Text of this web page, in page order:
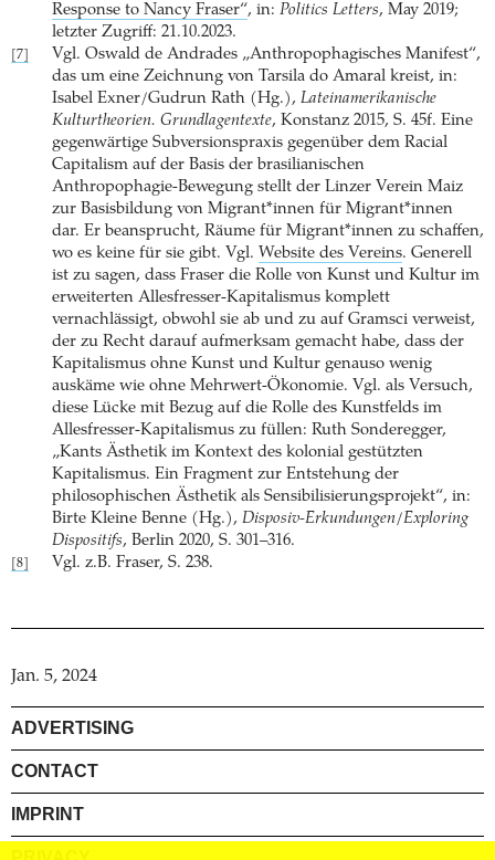
Response to Nancy Fraser“, in: Politics Letters, May 2019;
letzter Zugriff: 21.10.2023.
[7]
Vgl. Oswald de Andrades „Anthropophagisches Manifest“,
das um eine Zeichnung von Tarsila do Amaral kreist, in:
Isabel Exner/Gudrun Rath (Hg.), Lateinamerikanische
Kulturtheorien. Grundlagentexte, Konstanz 2015, S. 45f. Eine
gegenwärtige Subversionspraxis gegenüber dem Racial
Capitalism auf der Basis der brasilianischen
Anthropophagie-Bewegung stellt der Linzer Verein Maiz
zur Basisbildung von Migrant*innen für Migrant*innen
dar. Er beansprucht, Räume für Migrant*innen zu schaffen,
wo es keine für sie gibt. Vgl. Website des Vereins. Generell
ist zu sagen, dass Fraser die Rolle von Kunst und Kultur im
erweiterten Allesfresser-Kapitalismus komplett
vernachlässigt, obwohl sie ab und zu auf Gramsci verweist,
der zu Recht darauf aufmerksam gemacht habe, dass der
Kapitalismus ohne Kunst und Kultur genauso wenig
auskäme wie ohne Mehrwert-Ökonomie. Vgl. als Versuch,
diese Lücke mit Bezug auf die Rolle des Kunstfelds im
Allesfresser-Kapitalismus zu füllen: Ruth Sonderegger,
„Kants Ästhetik im Kontext des kolonial gestützten
Kapitalismus. Ein Fragment zur Entstehung der
philosophischen Ästhetik als Sensibilisierungsprojekt“, in:
Birte Kleine Benne (Hg.), Disposiv-Erkundungen/Exploring
Dispositifs, Berlin 2020, S. 301–316.
[8] Vgl. z.B. Fraser, S. 238.
Jan. 5, 2024
ADVERTISING
CONTACT
IMPRINT